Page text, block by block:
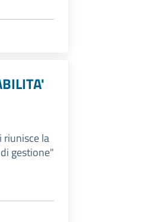
riunisce la
gestione"